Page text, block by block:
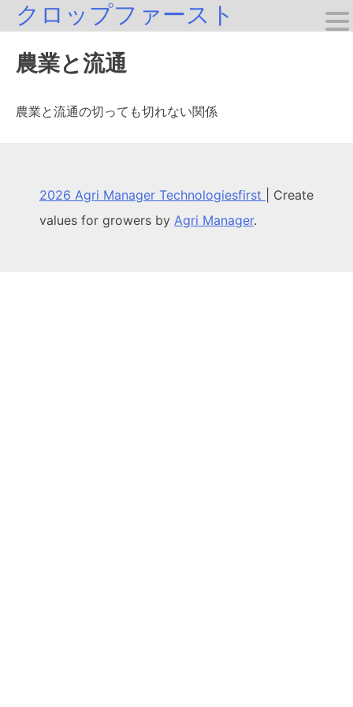
Skip
content
クロップファースト
農業と流通
農業と流通の切っても切れない関係
2026 Agri Manager Technologiesfirst
Create
values for growers by Agri Manager.